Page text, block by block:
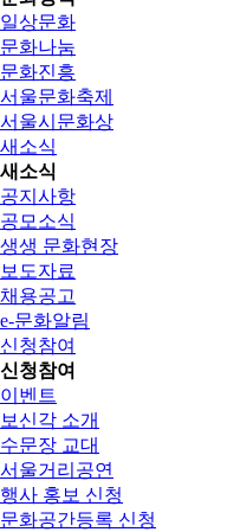
일상문화
문화나눔
문화진흥
서울문화축제
서울시문화상
새소식
새소식
공지사항
공모소식
생생 문화현장
보도자료
채용공고
e-문화알림
신청참여
신청참여
이벤트
보신각 소개
수문장 교대
서울거리공연
행사 홍보 신청
문화공간등록 신청